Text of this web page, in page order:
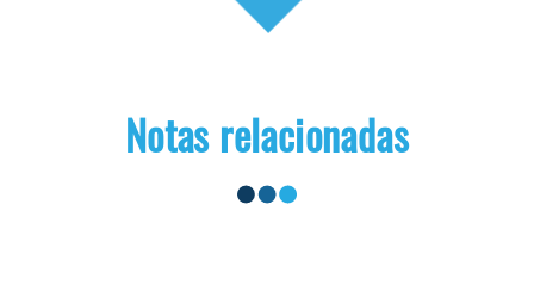
Notas relacionadas